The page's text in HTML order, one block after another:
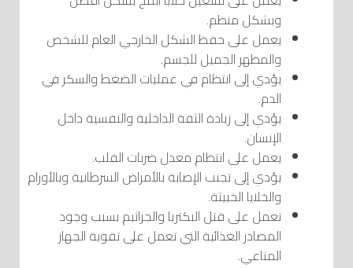
وبشكل منظم.
يعمل على حفظ الشكل الخارجي العام للشخص
والمظهر الجميل للجسم.
يؤدي إلى انتظام في عمليات الضغط والسكر في
الدم.
يؤدي إلى زيادة الثقة الداخلية والنفسية داخل
الإنسان.
يعمل على انتظام معدل ضربات القلب.
يؤدي إلى تجنب الإصابة بالأمراض السرطانية وبالأورام
والخلايا الخبيثة.
تعمل على قتل البكتريا والجراثيم بسبب وجود
المصادر الغذائية التي تعمل على تقوية الجهاز
المناعي.